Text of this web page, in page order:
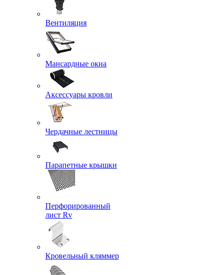
Вентиляция
Мансардные окна
Аксессуары кровли
Чердачные лестницы
Парапетные крышки
Перфорированный
лист Rv
Кровельный кляммер